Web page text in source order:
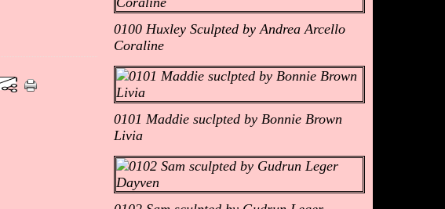
0100 Huxley Sculpted by Andrea Arcello
Coraline
0101 Maddie suclpted by Bonnie Brown
Livia